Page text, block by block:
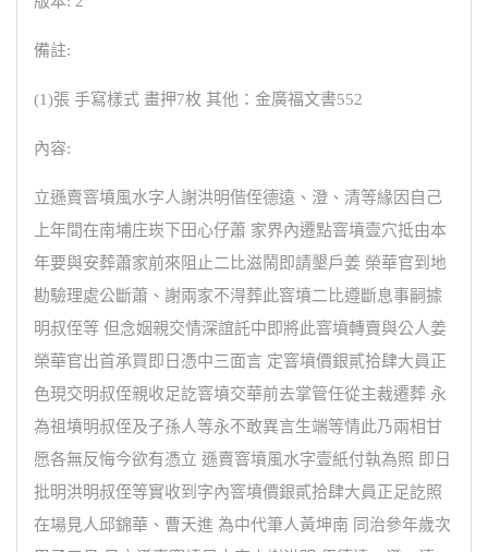
備註:
(1)張 手寫樣式 畫押7枚 其他：金廣福文書552
內容:
立遜賣窨墳風水字人謝洪明偕侄德遠、澄、清等緣因自己
上年間在南埔庄崁下田心仔蕭 家界內遷點窨墳壹穴抵由本
年要與安葬蕭家前來阻止二比滋鬧即請墾戶姜 榮華官到地
勘驗理處公斷蕭、謝兩家不淂葬此窨墳二比遵斷息事嗣據
明叔侄等 但念姻親交情深誼託中即將此窨墳轉賣與公人姜
榮華官出首承買即日憑中三面言 定窨墳價銀貳拾肆大員正
色現交明叔侄親收足訖窨墳交華前去掌管任從主裁遷葬 永
為祖墳明叔侄及子孫人等永不敢異言生端等情此乃兩相甘
愿各無反悔今欲有憑立 遜賣窨墳風水字壹紙付執為照 即日
批明洪明叔侄等實收到字內窨墳價銀貳拾肆大員正足訖照
在場見人邱錦華、曹天進 為中代筆人黃坤南 同治參年歲次